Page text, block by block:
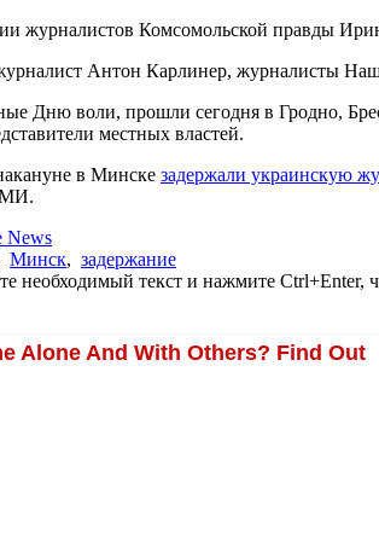
журналистов Комсомольской правды
Антон Карлинер, журналисты
Дню воли, прошли сегодня в Гродно,
местных властей.
в Минске задержали украинскую
News
Минск, задержание
необходимый текст и нажмите Ctrl+Enter,